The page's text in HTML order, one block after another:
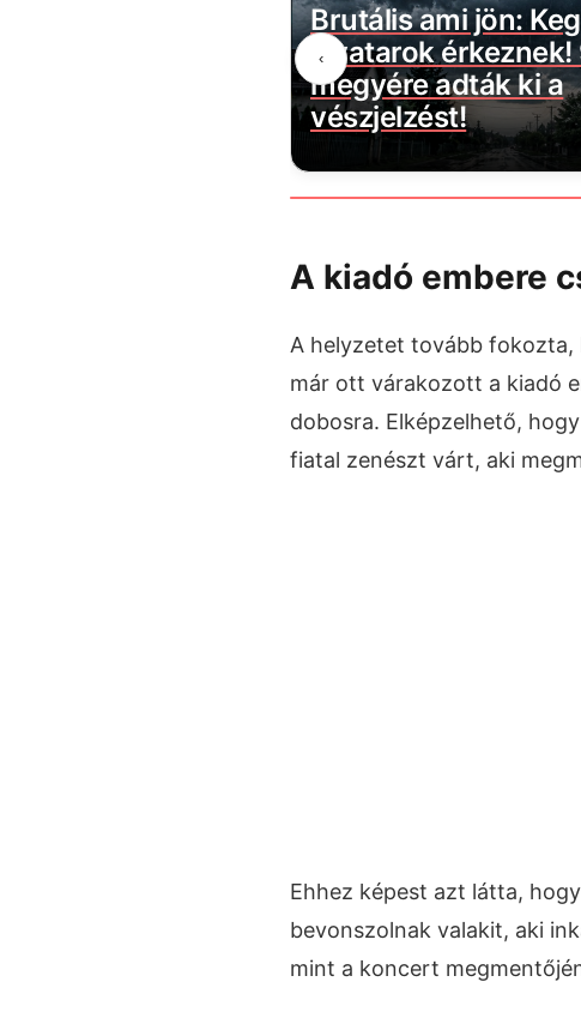
‹
Brutális ami jön:
zivatarok érkeznek!
megyére adták ki a
vészjelzést!
A kiadó embere
A helyzetet tovább
már ott várakozott a kiadó
dobosra. Elképzelhető,
fiatal zenészt várt, aki
Ehhez képest azt látta,
bevonszolnak valakit, aki
mint a koncert